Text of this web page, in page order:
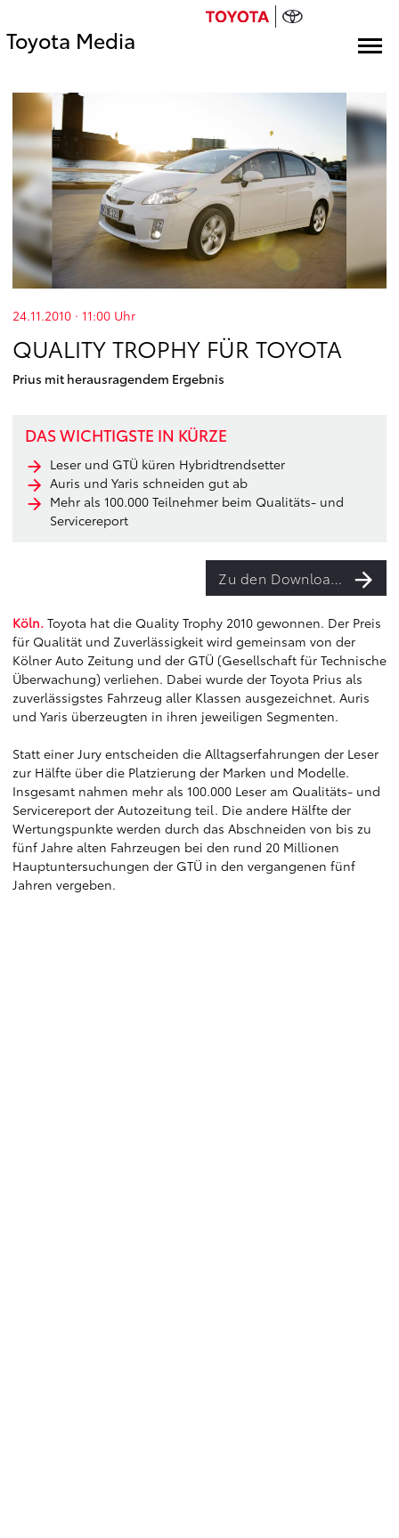
Toyota Media
24.11.2010 · 11:00 Uhr
QUALITY TROPHY FÜR TOYOTA
Prius mit herausragendem Ergebnis
DAS WICHTIGSTE IN KÜRZE
Leser und GTÜ küren Hybridtrendsetter
Auris und Yaris schneiden gut ab
Mehr als 100.000 Teilnehmer beim Qualitäts- und
Servicereport
Zu den Downloads
Köln. Toyota hat die Quality Trophy 2010 gewonnen. Der Preis
für Qualität und Zuverlässigkeit wird gemeinsam von der
Kölner Auto Zeitung und der GTÜ (Gesellschaft für Technische
Überwachung) verliehen. Dabei wurde der Toyota Prius als
zuverlässigstes Fahrzeug aller Klassen ausgezeichnet. Auris
und Yaris überzeugten in ihren jeweiligen Segmenten.
Statt einer Jury entscheiden die Alltagserfahrungen der Leser
zur Hälfte über die Platzierung der Marken und Modelle.
Insgesamt nahmen mehr als 100.000 Leser am Qualitäts- und
Servicereport der Autozeitung teil. Die andere Hälfte der
Wertungspunkte werden durch das Abschneiden von bis zu
fünf Jahre alten Fahrzeugen bei den rund 20 Millionen
Hauptuntersuchungen der GTÜ in den vergangenen fünf
Jahren vergeben.